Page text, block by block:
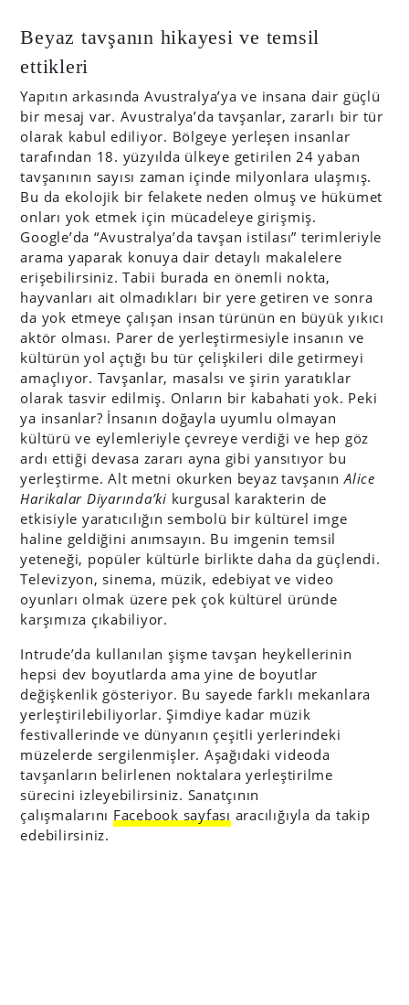
Beyaz tavşanın hikayesi ve temsil
ettikleri
Yapıtın arkasında Avustralya’ya ve insana dair güçlü
bir mesaj var. Avustralya’da tavşanlar, zararlı bir tür
olarak kabul ediliyor. Bölgeye yerleşen insanlar
tarafından 18. yüzyılda ülkeye getirilen 24 yaban
tavşanının sayısı zaman içinde milyonlara ulaşmış.
Bu da ekolojik bir felakete neden olmuş ve hükümet
onları yok etmek için mücadeleye girişmiş.
Google’da “Avustralya’da tavşan istilası” terimleriyle
arama yaparak konuya dair detaylı makalelere
erişebilirsiniz. Tabii burada en önemli nokta,
hayvanları ait olmadıkları bir yere getiren ve sonra
da yok etmeye çalışan insan türünün en büyük yıkıcı
aktör olması. Parer de yerleştirmesiyle insanın ve
kültürün yol açtığı bu tür çelişkileri dile getirmeyi
amaçlıyor. Tavşanlar, masalsı ve şirin yaratıklar
olarak tasvir edilmiş. Onların bir kabahati yok. Peki
ya insanlar? İnsanın doğayla uyumlu olmayan
kültürü ve eylemleriyle çevreye verdiği ve hep göz
ardı ettiği devasa zararı ayna gibi yansıtıyor bu
yerleştirme. Alt metni okurken beyaz tavşanınAlice
Harikalar Diyarında’ki kurgusal karakterin de
etkisiyle yaratıcılığın sembolü bir kültürel imge
haline geldiğini anımsayın. Bu imgenin temsil
yeteneği, popüler kültürle birlikte daha da güçlendi.
Televizyon, sinema, müzik, edebiyat ve video
oyunları olmak üzere pek çok kültürel üründe
karşımıza çıkabiliyor.
Intrude’da kullanılan şişme tavşan heykellerinin
hepsi dev boyutlarda ama yine de boyutlar
değişkenlik gösteriyor. Bu sayede farklı mekanlara
yerleştirilebiliyorlar. Şimdiye kadar müzik
festivallerinde ve dünyanın çeşitli yerlerindeki
müzelerde sergilenmişler. Aşağıdaki videoda
tavşanların belirlenen noktalara yerleştirilme
sürecini izleyebilirsiniz. Sanatçının
çalışmalarını Facebook sayfası aracılığıyla da takip
edebilirsiniz.